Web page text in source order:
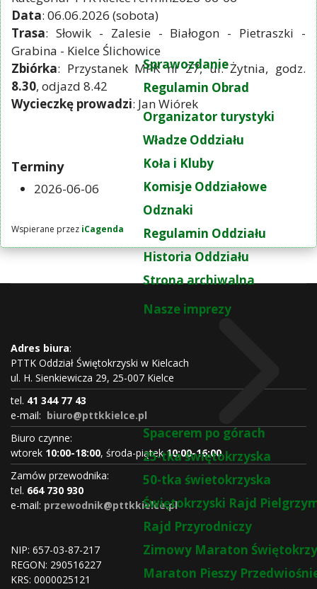
Sprawozdanie
Regulamin Obrad
Organizator turystyki
Władze Oddziału
Koła i Kluby
Komisje Oddziałowe
Odznaki
Regulamin Oddziału
Historia Oddziału
Strona archiwalna
Nasze imprezy
Spacerem po górach
25-tka świętokrzyska
50-tka świetokrzyska
Świętokrzyski Rajd
Rajd Przyrodniczy
Zimowy Maraton
Maraton Pieszy
Data: 06.06.2026 (sobota)
Trasa: Słowik - Zalesie - Białogon - Pietraszki -
Grabina - Kielce Ślichowice
Zbiórka: Przystanek MPK nr 27, ul. Żytnia, godz.
8.30, odjazd 8.42
Wycieczkę prowadzi: Jan Wiórek
Terminy
2026-06-06
Wspierane przez iCagenda
Adres biura:
PTTK Oddział Świętokrzyski w Kielcach
ul. H. Sienkiewicza 29, 25-007 Kielce
tel. 41 344 77 43
e-mail: biuro@pttkkielce.pl
Biuro czynne:
wtorek 10:00-18:00, środa-piątek10:00-16:00
Zamów przewodnika:
tel. 664 730 930
e-mail: przewodnik@pttkkielce.pl
NIP: 657-03-87-217
REGON: 290516227
KRS: 0000025121